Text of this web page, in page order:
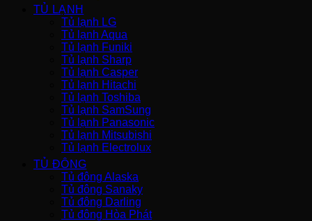
TỦ LẠNH
Tủ lạnh LG
Tủ lạnh Aqua
Tủ lạnh Funiki
Tủ lạnh Sharp
Tủ lạnh Casper
Tủ lạnh Hitachi
Tủ lạnh Toshiba
Tủ lạnh SamSung
Tủ lạnh Panasonic
Tủ lạnh Mitsubishi
Tủ lạnh Electrolux
TỦ ĐÔNG
Tủ đông Alaska
Tủ đông Sanaky
Tủ đông Darling
Tủ đông Hòa Phát